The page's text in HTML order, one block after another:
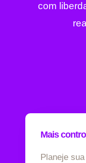
com
Mais
Planeje